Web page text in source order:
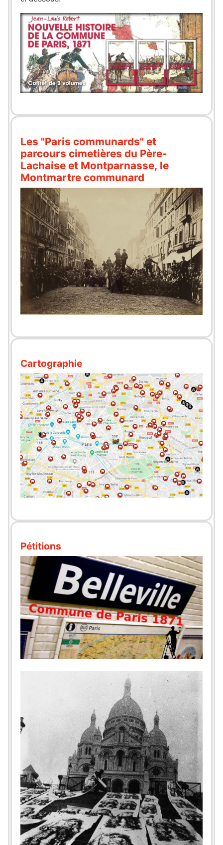
Les "Paris communards" et
parcours cimetières du Père-
Lachaise et Montparnasse, le
Montmartre communard
Cartographie
Pétitions